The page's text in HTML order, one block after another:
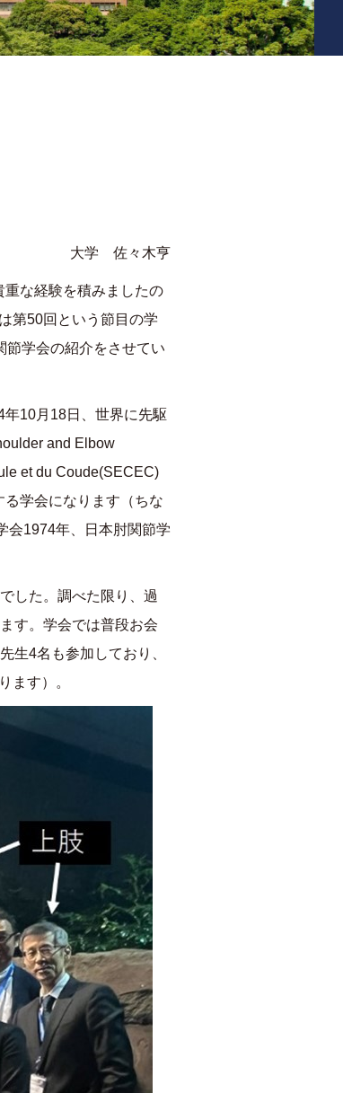
大学 佐々木亨
重な経験を積みましたの
第50回という節目の学
節学会の紹介をさせてい
年10月 18日、世界に先駆
and Elbow
et du Coude(SECEC)
学会になります（ちな
会1974年、日本肘関節学
した。調べた限り、過
す。学会では普段お会
生4名も参加しており、
ます）。